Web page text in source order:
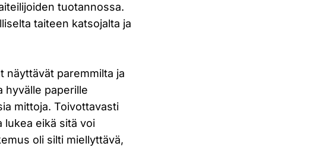
tuotannossa.
taiteen katsojalta ja
näyttävät paremmilta ja
hyvälle paperille
mittoja. Toivottavasti
lukea eikä sitä voi
oli silti miellyttävä,